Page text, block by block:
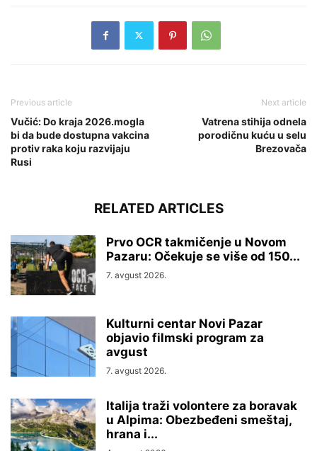
Previous article
Vučić: Do kraja 2026.mogla
bi da bude dostupna vakcina
protiv raka koju razvijaju
Rusi
Next article
Vatrena stihija odnela
porodičnu kuću u selu
Brezovača
RELATED ARTICLES
Prvo OCR takmičenje u Novom
Pazaru: Očekuje se više od 150...
7. avgust 2026.
Kulturni centar Novi Pazar
objavio filmski program za
avgust
7. avgust 2026.
Italija traži volontere za boravak
u Alpima: Obezbeđeni smeštaj,
hrana i...